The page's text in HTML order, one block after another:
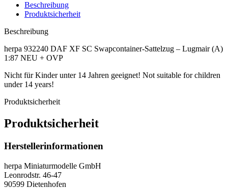
Beschreibung
Produktsicherheit
Beschreibung
herpa 932240 DAF XF SC Swapcontainer-Sattelzug – Lugmair (A)
1:87 NEU + OVP
Nicht für Kinder unter 14 Jahren geeignet! Not suitable for children
under 14 years!
Produktsicherheit
Produktsicherheit
Herstellerinformationen
herpa Miniaturmodelle GmbH
Leonrodstr. 46-47
90599 Dietenhofen